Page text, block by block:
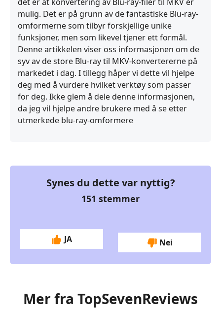
mulig. Det er på grunn av de fantastiske Blu-ray-
omformerne som tilbyr forskjellige unike
funksjoner, men som likevel tjener ett formål.
Denne artikkelen viser oss informasjonen om de
syv av de store Blu-ray til MKV-konvertererne på
markedet i dag. I tillegg håper vi dette vil hjelpe
deg med å vurdere hvilket verktøy som passer
for deg. Ikke glem å dele denne informasjonen,
da jeg vil hjelpe andre brukere med å se etter
utmerkede blu-ray-omformere
Synes du dette var nyttig?
151 stemmer
JA Nei
Mer fra TopSevenReviews